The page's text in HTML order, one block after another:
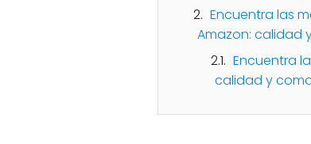
Encuentra las
Amazon: calidad
Encuentra
calidad y